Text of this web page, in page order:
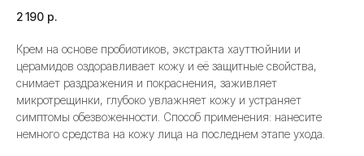
2 190 р.
Крем на основе пробиотиков, экстракта хауттюйнии и
церамидов оздоравливает кожу и её защитные свойства,
снимает раздражения и покраснения, заживляет
микротрещинки, глубоко увлажняет кожу и устраняет
симптомы обезвоженности. Способ применения: нанесите
немного средства на кожу лица на последнем этапе ухода.